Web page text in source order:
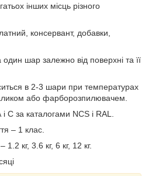
інших місць різного
консервант, добавки,
шар залежно від поверхні та її
в 2-3 шари при температурах
або фарборозпилювачем.
С за каталогами NCS і RAL.
– 1 клас.
кг, 3.6 кг, 6 кг, 12 кг.